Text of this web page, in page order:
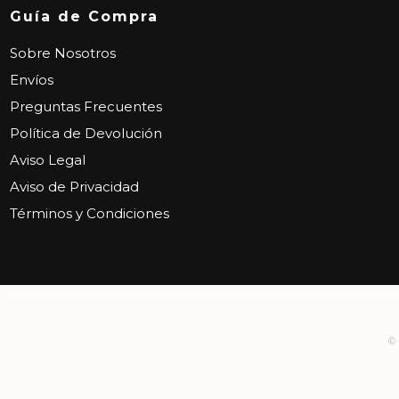
Guía de Compra
Sobre Nosotros
Envíos
Preguntas Frecuentes
Política de Devolución
Aviso Legal
Aviso de Privacidad
Términos y Condiciones
©